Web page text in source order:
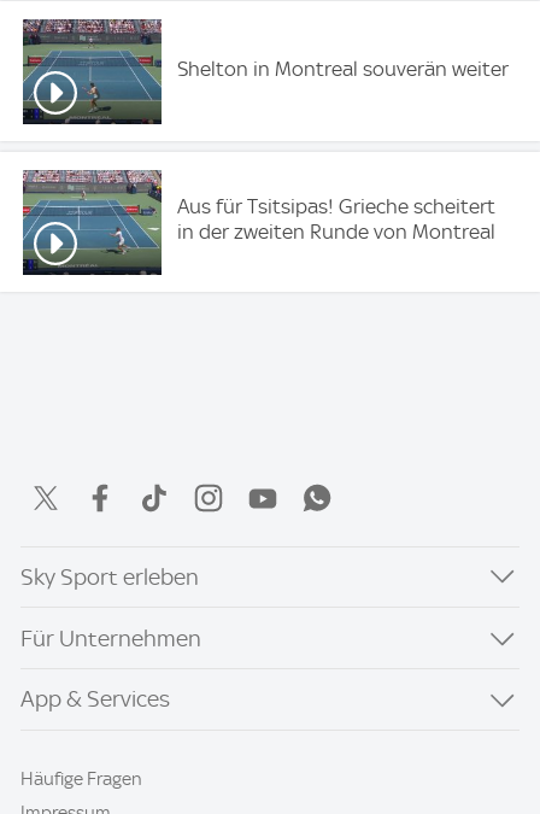
Shelton in Montreal souverän weiter
Aus für Tsitsipas! Grieche scheitert
in der zweiten Runde von Montreal
Sky Sport erleben
Für Unternehmen
App & Services
Häufige Fragen